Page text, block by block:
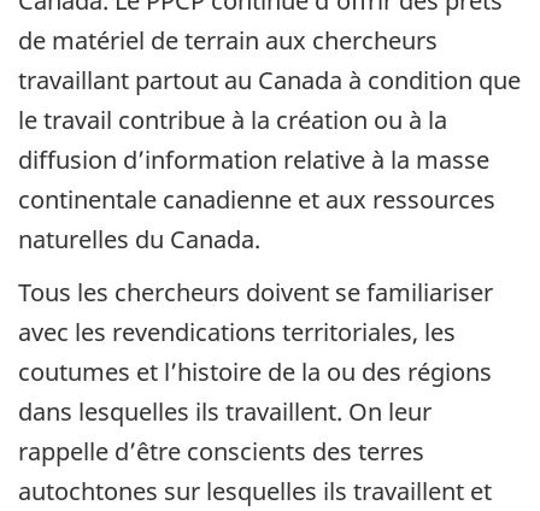
de matériel de terrain aux chercheurs
travaillant partout au Canada à condition que
le travail contribue à la création ou à la
diffusion d’information relative à la masse
continentale canadienne et aux ressources
naturelles du Canada.
Tous les chercheurs doivent se familiariser
avec les revendications territoriales, les
coutumes et l’histoire de la ou des régions
dans lesquelles ils travaillent. On leur
rappelle d’être conscients des terres
autochtones sur lesquelles ils travaillent et